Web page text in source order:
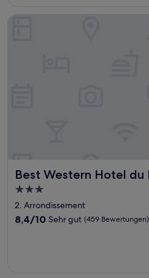
Best Western Hotel du
Best Western Hotel du
3.0-
Sterne-
Unterkunft
2. Arrondissement
8.4
8,4/10 Sehr gut (459 Bewertungen)
Best Western Hotel du Mucem